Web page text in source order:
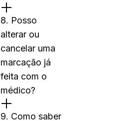
8. Posso
alterar ou
cancelar uma
marcação já
feita com o
médico?
9. Como saber